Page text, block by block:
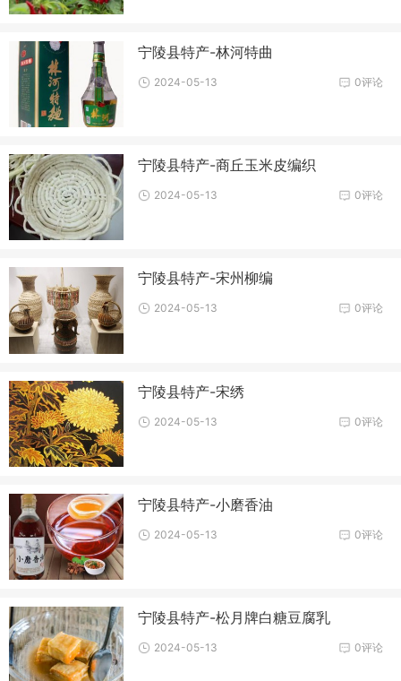
宁陵县特产-林河特曲
0评论
2024-05-13
宁陵县特产-商丘玉米皮编织
0评论
2024-05-13
宁陵县特产-宋州柳编
0评论
2024-05-13
宁陵县特产-宋绣
0评论
2024-05-13
宁陵县特产-小磨香油
0评论
2024-05-13
宁陵县特产-松月牌白糖豆腐乳
0评论
2024-05-13